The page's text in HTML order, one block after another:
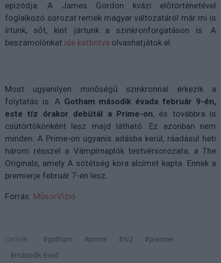
epizódja. A James Gordon kvázi előtörténetével
foglalkozó sorozat remek magyar változatáról már mi is
írtunk, sőt, kint jártunk a szinkronforgatáson is. A
beszámolónkat ide kattintva olvashatjátok el.
Most ugyanilyen minőségű szinkronnal érkezik a
folytatás is. A Gotham második évada február 9-én,
este tíz órakor debütál a Prime-on, és továbbra is
csütörtökönként lesz majd látható. Ez azonban nem
minden. A Prime-on ugyanis adásba kerül, ráadásul heti
három résszel a Vámpírnaplók testvérsorozata, a The
Originals, amely A sötétség kora alcímet kapta. Ennek a
premierje február 7-én lesz.
Forrás: MűsorVízió
Címkék: #gotham #prime #tv2
#premier
#második évad